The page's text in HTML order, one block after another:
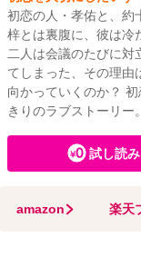
初恋の人・孝佑と、約
梓とは裏腹に、彼は冷
二人は会議のたびに対
てしまった、その理由
向かっていくのか？
きりのラブストーリー。
試し読み
amazon 楽天